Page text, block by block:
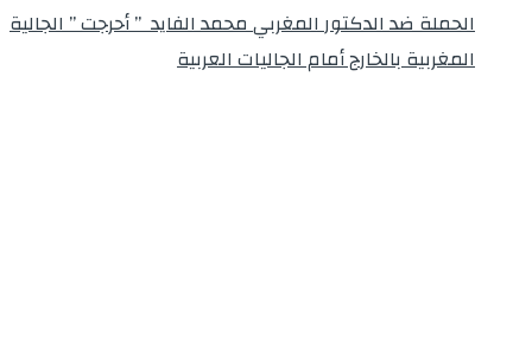
الحملة ضد الدكتور المغربي محمد الفايد ” أحرجت ” الجالية
المغربية بالخارج أمام الجاليات العربية